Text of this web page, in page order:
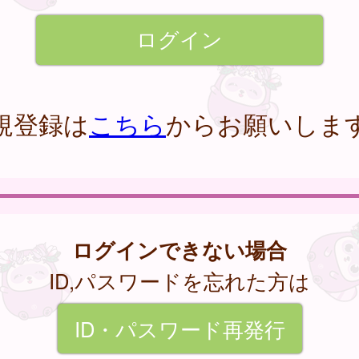
登録はこちらからお願いしま
ログインできない場合
ID,パスワードを忘れた方は
ID・パスワード再発行